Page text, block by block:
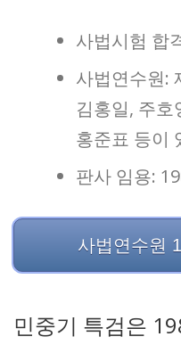
사법시험 합
사법연수원:
김홍일, 주호
홍준표 등이
판사 임용:
사법연수원
민중기 특검은